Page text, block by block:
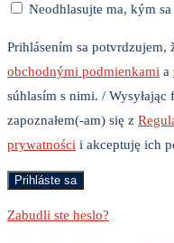
Neodhlasujte ma, kým
Prihlásením sa potvrdzujem,
obchodnými podmienkami a
súhlasím s nimi. /
zapoznałem(-am) się z
prywatności i akceptuję ich
Zabudli ste heslo?